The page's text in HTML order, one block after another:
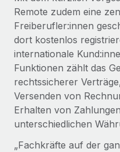
mit Remote
Phiture ist der
Wachstumsberatung für
Mehr erfahren
Remote zudem eine
Freiberufler:innen
dort kostenlos
internationale
Funktionen zählt das
rechtssicherer
Versenden von
Erhalten von
unterschiedlichen
„Fachkräfte auf der